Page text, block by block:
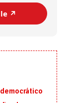
↗️